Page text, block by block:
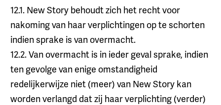
12.1. New Story behoudt zich het recht voor
nakoming van haar verplichtingen op te schorten
indien sprake is van overmacht.
12.2. Van overmacht is in ieder geval sprake, indien
ten gevolge van enige omstandigheid
redelijkerwijze niet (meer) van New Story kan
worden verlangd dat zij haar verplichting (verder)